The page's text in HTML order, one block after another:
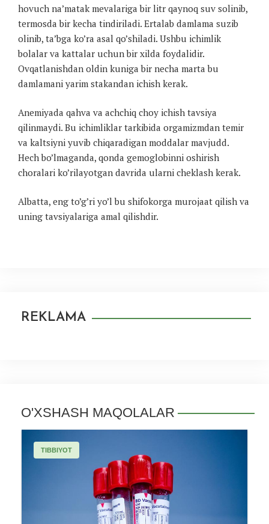
hovuch na’matak mevalariga bir litr qaynoq suv solinib,
termosda bir kecha tindiriladi. Ertalab damlama suzib
olinib, ta’bga ko’ra asal qo’shiladi. Ushbu ichimlik
bolalar va kattalar uchun bir xilda foydalidir.
Ovqatlanishdan oldin kuniga bir necha marta bu
damlamani yarim stakandan ichish kerak.
Anemiyada qahva va achchiq choy ichish tavsiya
qilinmaydi. Bu ichimliklar tarkibida orgamizmdan temir
va kaltsiyni yuvib chiqaradigan moddalar mavjudd.
Hech bo’lmaganda, qonda gemoglobinni oshirish
choralari ko’rilayotgan davrida ularni cheklash kerak.
Albatta, eng to’g’ri yo’l bu shifokorga murojaat qilish va
uning tavsiyalariga amal qilishdir.
REKLAMA
O'XSHASH MAQOLALAR
TIBBIYOT